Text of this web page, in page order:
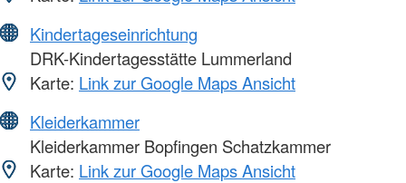
Kindertageseinrichtung
DRK-Kindertagesstätte Lummerland
Karte: Link zur Google Maps Ansicht
Kleiderkammer
Kleiderkammer Bopfingen Schatzkammer
Karte: Link zur Google Maps Ansicht